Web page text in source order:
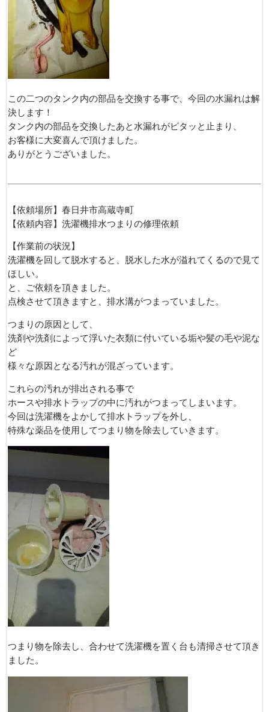
この二つのタンク内の部品を交換する事で、今回の水漏れは解
決します！
タンク内の部品を交換したあと水漏れがピタッと止まり、
お客様に大変喜んで頂けました。
ありがとうございました。
【依頼場所】春日井市高蔵寺町
【依頼内容】洗濯機排水つまりの修理依頼
【作業前の状況】
洗濯機を回して脱水すると、脱水した水が溢れてくるので見て
ほしい。
と、ご依頼を頂きました。
点検させて頂きますと、排水溝がつまっていました。
つまりの原因として、
洗剤や洗剤によって浮いた衣類に付いている垢や髪の毛や泥な
ど
様々な原因となる汚れが混ざっています。
これらの汚れが排出される事で
ホースや排水トラップの中に汚れがつまってしまいます。
今回は洗濯機をよかして排水トラップを外し、
特殊な薬品を使用してつまり物を除去していきます。
つまり物を除去し、合わせて洗濯機を置く台も清掃させて頂き
ました。